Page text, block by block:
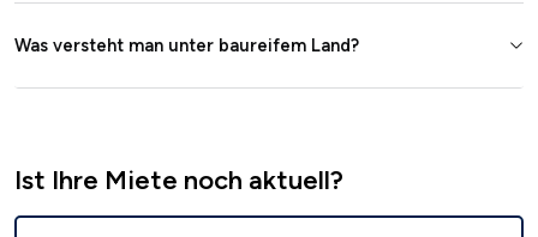
Was versteht man unter baureifem Land?
Ist Ihre Miete noch aktuell?